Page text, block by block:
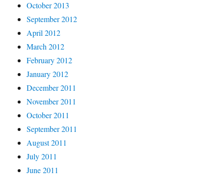
October 2013
September 2012
April 2012
March 2012
February 2012
January 2012
December 2011
November 2011
October 2011
September 2011
August 2011
July 2011
June 2011